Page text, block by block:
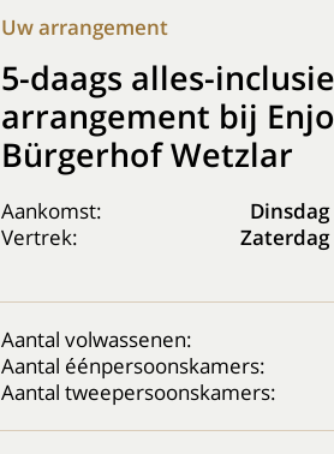
Uw arrangement
5-daags alles-
arrangement bij
Bürgerhof Wetzlar
Aankomst: Dinsdag
Vertrek:
Zaterdag
Aantal volwassenen:
Aantal éénpersoonskamers:
Aantal tweepersoonskamers: